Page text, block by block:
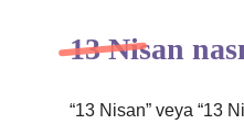
13 Nisan
“13 Nisan” veya “13